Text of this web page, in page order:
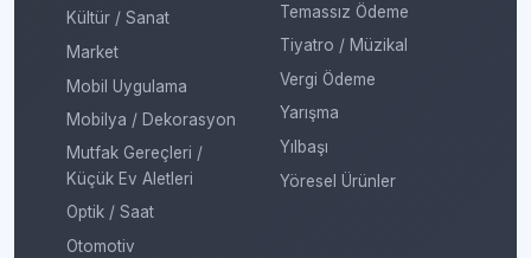
Kültür / Sanat
Market
Mobil Uygulama
Mobilya / Dekorasyon
Mutfak Gereçleri /
Küçük Ev Aletleri
Optik / Saat
Otomotiv
Temassız Ödeme
Tiyatro / Müzikal
Vergi Ödeme
Yarışma
Yılbaşı
Yöresel Ürünler